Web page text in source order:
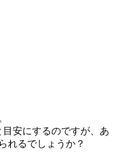
安にするのですが、あ
れるでしょうか？